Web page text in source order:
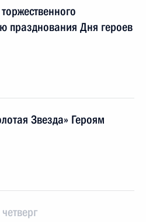
празднования Дня героев
Звезда» Героям